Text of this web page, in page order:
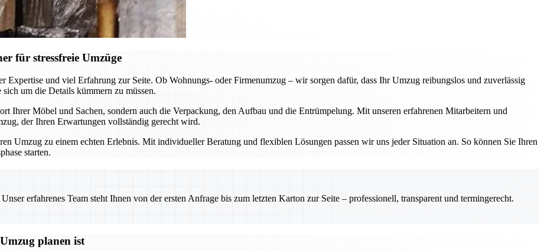
für stressfreie Umzüge
Expertise und viel Erfahrung zur Seite. Ob Wohnungs- oder Firmenumzug – wir sorgen dafür, dass Ihr Umzug reibungslos und zuverlässig
um die Details kümmern zu müssen.
Ihrer Möbel und Sachen, sondern auch die Verpackung, den Aufbau und die Entrümpelung. Mit unseren erfahrenen Mitarbeitern und
der Ihren Erwartungen vollständig gerecht wird.
Umzug zu einem echten Erlebnis. Mit individueller Beratung und flexiblen Lösungen passen wir uns jeder Situation an. So können Sie Ihren
starten.
erfahrenes Team steht Ihnen von der ersten Anfrage bis zum letzten Karton zur Seite – professionell, transparent und termingerecht.
planen ist